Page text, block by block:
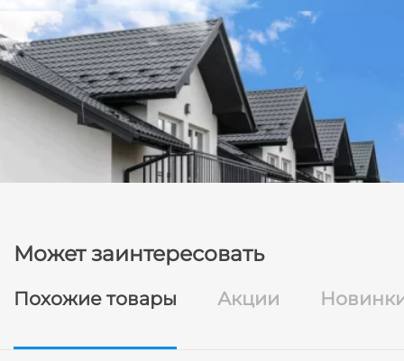
Может заинтересовать
Похожие товары Акции